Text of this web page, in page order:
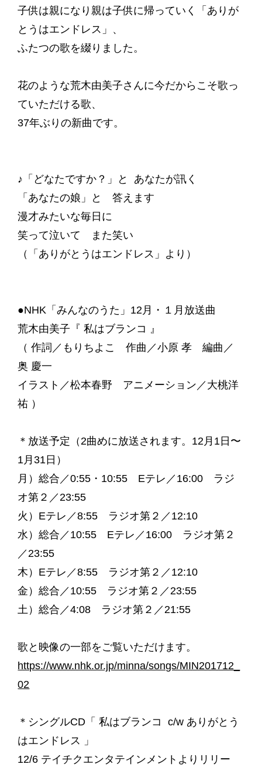
子供は親になり親は子供に帰っていく「ありが
とうはエンドレス」、
ふたつの歌を綴りました。
花のような荒木由美子さんに今だからこそ歌っ
ていただける歌、
37年ぶりの新曲です。
♪「どなたですか？」と あなたが訊く
「あなたの娘」と 答えます
漫才みたいな毎日に
笑って泣いて また笑い
（「ありがとうはエンドレス」より）
●NHK「みんなのうた」12月・１月放送曲
荒木由美子『 私はブランコ 』
（ 作詞／もりちよこ 作曲／小原 孝 編曲／
奥 慶一
イラスト／松本春野 アニメーション／大桃洋
祐 ）
＊放送予定（2曲めに放送されます。12月1日〜
1月31日）
月）総合／0:55・10:55 Eテレ／16:00 ラジ
オ第２／23:55
火）Eテレ／8:55 ラジオ第２／12:10
水）総合／10:55 Eテレ／16:00 ラジオ第２
／23:55
木）Eテレ／8:55 ラジオ第２／12:10
金）総合／10:55 ラジオ第２／23:55
土）総合／4:08 ラジオ第２／21:55
歌と映像の一部をご覧いただけます。
https://www.nhk.or.jp/minna/songs/MIN201712_
02
＊シングルCD「 私はブランコ c/w ありがとう
はエンドレス 」
12/6 テイチクエンタテインメントよりリリー